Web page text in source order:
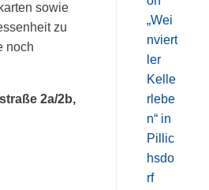
sowie
zu
noch
2a/2b,